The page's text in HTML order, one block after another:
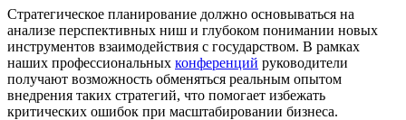
Стратегическое планирование должно основываться на
анализе перспективных ниш и глубоком понимании новых
инструментов взаимодействия с государством. В рамках
наших профессиональных конференций руководители
получают возможность обменяться реальным опытом
внедрения таких стратегий, что помогает избежать
критических ошибок при масштабировании бизнеса.